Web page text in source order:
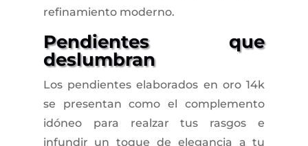
refinamiento moderno.
Pendientes que
deslumbran
Los pendientes elaborados en oro 14k
se presentan como el complemento
idóneo para realzar tus rasgos e
infundir un toque de elegancia a tu